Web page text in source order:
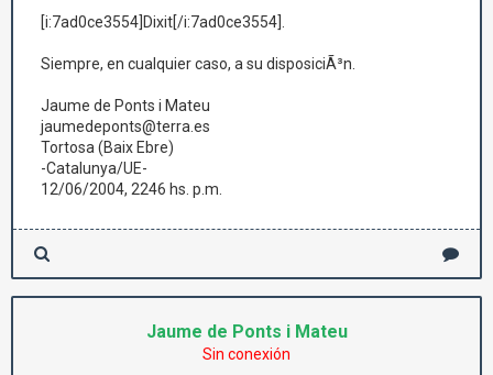
[i:7ad0ce3554]Dixit[/i:7ad0ce3554].
Siempre, en cualquier caso, a su disposiciÃ³n.
Jaume de Ponts i Mateu
jaumedeponts@terra.es
Tortosa (Baix Ebre)
-Catalunya/UE-
12/06/2004, 2246 hs. p.m.
Jaume de Ponts i Mateu
Sin conexión